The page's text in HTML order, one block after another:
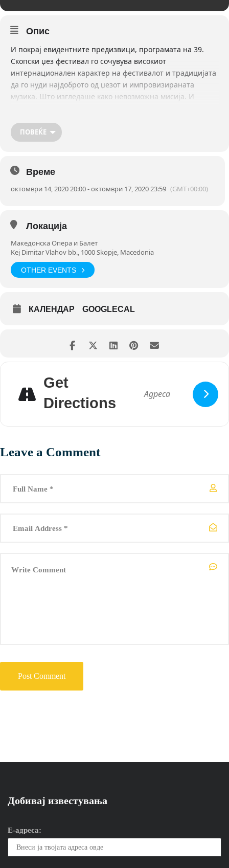
Опис
И покрај евидентните предизвици, програмата на 39.
Скопски џез фестивал го сочувува високиот
интернационален карактер на фестивалот и традицијата
да го нуди најдоброто од џезот и импровизираната
музика. Што изгледаше како невозможна мисија. И
живо во салата на Националната опера и балет. Со
почитување на сите протоколи и безбедносни мерки
затворен простор. Плус, само за Скопскиот џез фестивал,
онлајн стриминг на три ексклузивни концерти од Њујорк
и Осло, со цел одржување на врската со американските и
концерти ќе го направи целиот фестивал достапен за
www.skopjejazzfest.com.mk
ПОВЕЌЕ
Време
октомври 14, 2020 20:00 - октомври 17, 2020 23:59 (GMT+00:00)
Локација
Македонска Опера и Балет
Kej Dimitar Vlahov bb., 1000 Skopje, Macedonia
OTHER EVENTS
КАЛЕНДАР GOOGLECAL
Get
Directions
Leave a Comment
Добивај известувања
Е-адреса: